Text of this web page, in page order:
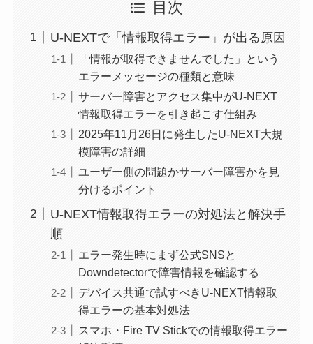
目次
U-NEXTで「情報取得エラー」が出る原因
「情報が取得できませんでした」という
エラーメッセージの種類と意味
サーバー障害とアクセス集中がU-NEXT
情報取得エラーを引き起こす仕組み
2025年11月26日に発生したU-NEXT大規
模障害の詳細
ユーザー側の問題かサーバー障害かを見
分けるポイント
U-NEXT情報取得エラーの対処法と解決手
順
エラー発生時にまず公式SNSと
Downdetectorで障害情報を確認する
デバイス共通で試すべきU-NEXT情報取
得エラーの基本対処法
スマホ・Fire TV Stickでの情報取得エラー